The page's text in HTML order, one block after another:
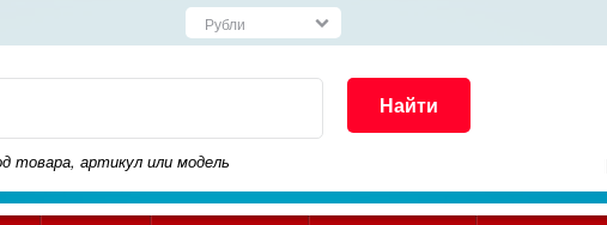
Найти
товара, артикул или модель